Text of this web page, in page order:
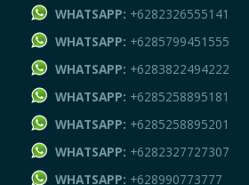
WHATSAPP: +6282326555141
WHATSAPP: +6285799451555
WHATSAPP: +6283822494222
WHATSAPP: +6285258895181
WHATSAPP: +6285258895201
WHATSAPP: +6282327727307
WHATSAPP: +628990773777